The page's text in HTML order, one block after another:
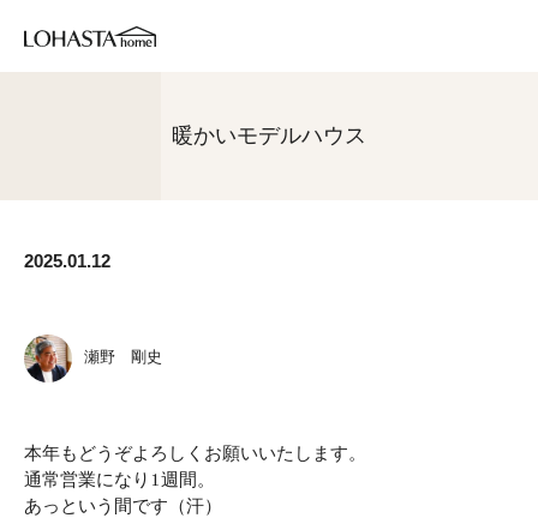
暖かいモデルハウス
2025.01.12
瀬野 剛史
本年もどうぞよろしくお願いいたします。
通常営業になり1週間。
あっという間です（汗）